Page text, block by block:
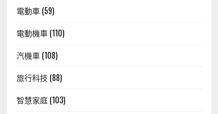
電動車(59)
電動機車(110)
汽機車(108)
旅行科技 (88)
智慧家庭(103)